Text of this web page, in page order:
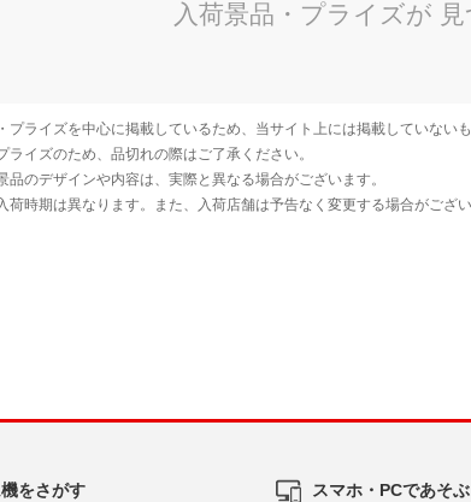
をさがす スマホ・PCであそぶ